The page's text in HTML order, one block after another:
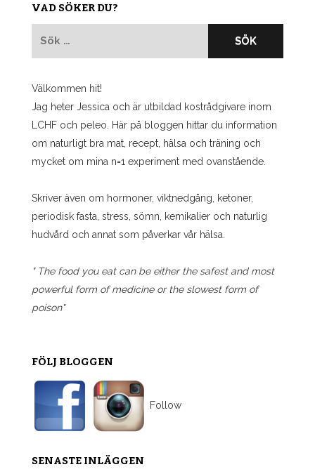
VAD SÖKER DU?
Välkommen hit!
Jag heter Jessica och är utbildad kostrådgivare inom
LCHF och peleo. Här på bloggen hittar du information
om naturligt bra mat, recept, hälsa och träning och
mycket om mina n=1 experiment med ovanstående.
Skriver även om hormoner, viktnedgång, ketoner,
periodisk fasta, stress, sömn, kemikalier och naturlig
hudvård och annat som påverkar vår hälsa.
" The food you eat can be either the safest and most
powerful form of medicine or the slowest form of
poison"
FÖLJ BLOGGEN
Follow
SENASTE INLÄGGEN